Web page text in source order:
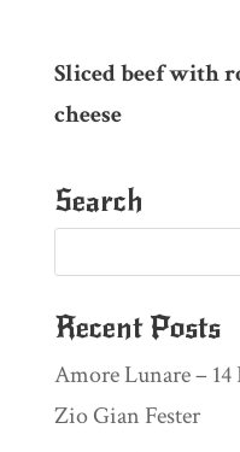
Sliced beef with
cheese
Search
Recent Posts
Amore Lunare – 14
Zio Gian Fester